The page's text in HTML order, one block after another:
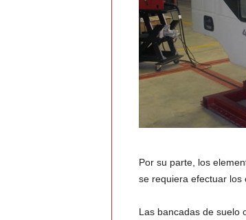
Por su parte, los
se requiera efectuar los
Las bancadas de suelo